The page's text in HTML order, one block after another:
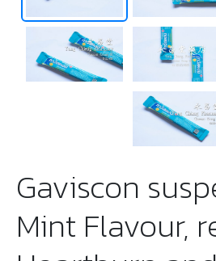
Gaviscon
Mint Flavour,